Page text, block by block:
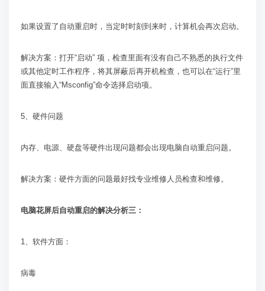
如果设置了自动重启时，当定时时刻到来时，计算机会再次启动。
解决方案：打开“启动” 项，检查里面有没有自己不熟悉的执行文件
或其他定时工作程序，将其屏蔽后再开机检查，也可以在“运行”里
面直接输入“Msconfig”命令选择启动项。
5、硬件问题
内存、电源、硬盘等硬件出现问题都会出现电脑自动重启问题。
解决方案：硬件方面的问题最好找专业维修人员检查和维修。
电脑花屏后自动重启的解决分析三：
1、软件方面：
病毒